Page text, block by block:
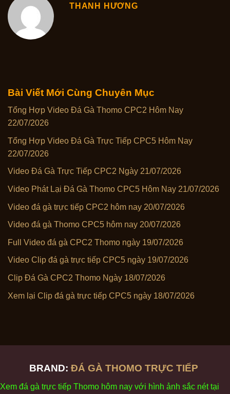
Bài Viết Mới Cùng Chuyên Mục
Tổng Hợp Video Đá Gà Thomo CPC2 Hôm Nay
22/07/2026
Tổng Hợp Video Đá Gà Trực Tiếp CPC5 Hôm Nay
22/07/2026
Video Đá Gà Trực Tiếp CPC2 Ngày 21/07/2026
Video Phát Lại Đá Gà Thomo CPC5 Hôm Nay 21/07/2026
Video đá gà trực tiếp CPC2 hôm nay 20/07/2026
Video đá gà Thomo CPC5 hôm nay 20/07/2026
Full Video đá gà CPC2 Thomo ngày 19/07/2026
Video Clip đá gà trực tiếp CPC5 ngày 19/07/2026
Clip Đá Gà CPC2 Thomo Ngày 18/07/2026
Xem lại Clip đá gà trực tiếp CPC5 ngày 18/07/2026
THANH HƯƠNG
BRAND: ĐÁ GÀ THOMO TRỰC TIẾP
Xem đá gà trực tiếp Thomo hôm nay với hình ảnh sắc néttại